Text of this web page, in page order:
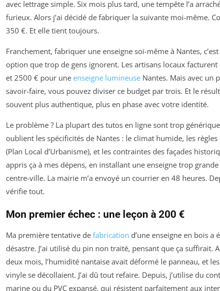
avec lettrage simple. Six mois plus tard, une tempête l’a
furieux. Alors j’ai décidé de fabriquer la suivante moi-même.
350 €. Et elle tient toujours.
Franchement, fabriquer une enseigne soi-même à Nantes,
option que trop de gens ignorent. Les artisans locaux
et 2500 € pour une enseigne lumineuse Nantes. Mais avec un
savoir-faire, vous pouvez diviser ce budget par trois. Et le
souvent plus authentique, plus en phase avec votre identité.
Le problème ? La plupart des tutos en ligne sont trop
oublient les spécificités de Nantes : le climat humide, les règles
(Plan Local d’Urbanisme), et les contraintes des façades
appris ça à mes dépens, en installant une enseigne trop
centre-ville. La mairie m’a envoyé un courrier en 48 heures.
vérifie tout.
Mon premier échec : une leçon à 200 €
Ma première tentative de fabrication d’une enseigne en bois a
désastre. J’ai utilisé du pin non traité, pensant que ça suffirait.
deux mois, l’humidité nantaise avait déformé le panneau, et
vinyle se décollaient. J’ai dû tout refaire. Depuis, j’utilise du
marine ou du PVC expansé, qui résistent parfaitement aux